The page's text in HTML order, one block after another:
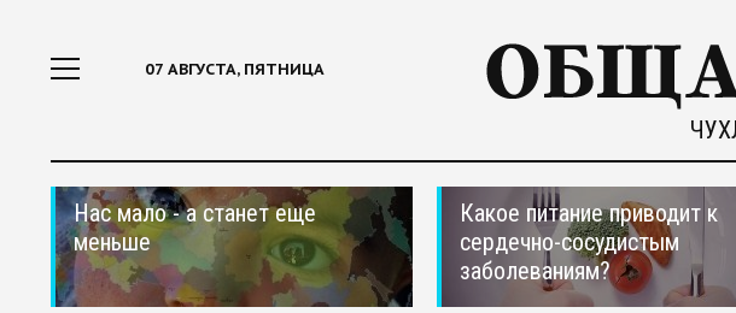
07 АВГУСТА, ПЯТНИЦА
Нас мало - а станет еще
меньше
Какое питание приводит к
сердечно-сосудистым
заболеваниям?